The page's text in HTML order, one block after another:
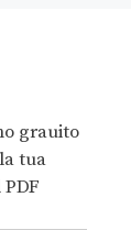
grauito
tua